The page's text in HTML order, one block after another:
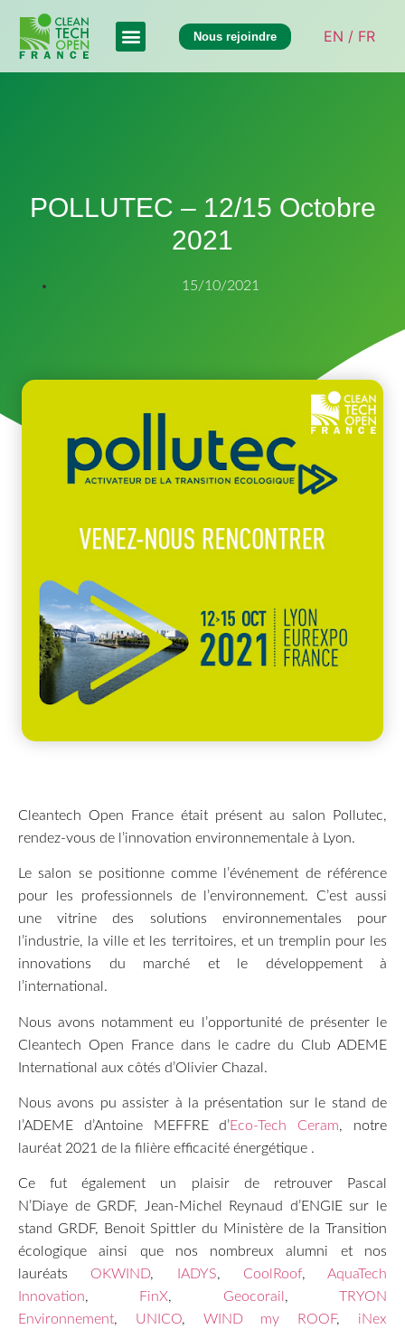
Nous rejoindre EN / FR
POLLUTEC – 12/15 Octobre
2021
15/10/2021
Cleantech Open France était présent au salon Pollutec,
rendez-vous de l’innovation environnementale à Lyon.
Le salon se positionne comme l’événement de référence
pour les professionnels de l’environnement. C’est aussi
une vitrine des solutions environnementales pour
l’industrie, la ville et les territoires, et un tremplin pour les
innovations du marché et le développement à
l’international.
Nous avons notamment eu l’opportunité de présenter le
Cleantech Open France dans le cadre du Club ADEME
International aux côtés d’Olivier Chazal.
Nous avons pu assister à la présentation sur le stand de
l’ADEME d’Antoine MEFFRE d’Eco-Tech Ceram, notre
lauréat 2021 de la filière efficacité énergétique .
Ce fut également un plaisir de retrouver Pascal
N’Diaye de GRDF, Jean-Michel Reynaud d’ENGIE sur le
stand GRDF, Benoit Spittler du Ministère de la Transition
écologique ainsi que nos nombreux alumni et nos
lauréats OKWIND, IADYS, CoolRoof, AquaTech
Innovation, FinX, Geocorail ,TRYON
Environnement, UNICO, WIND my ROOF, iNex